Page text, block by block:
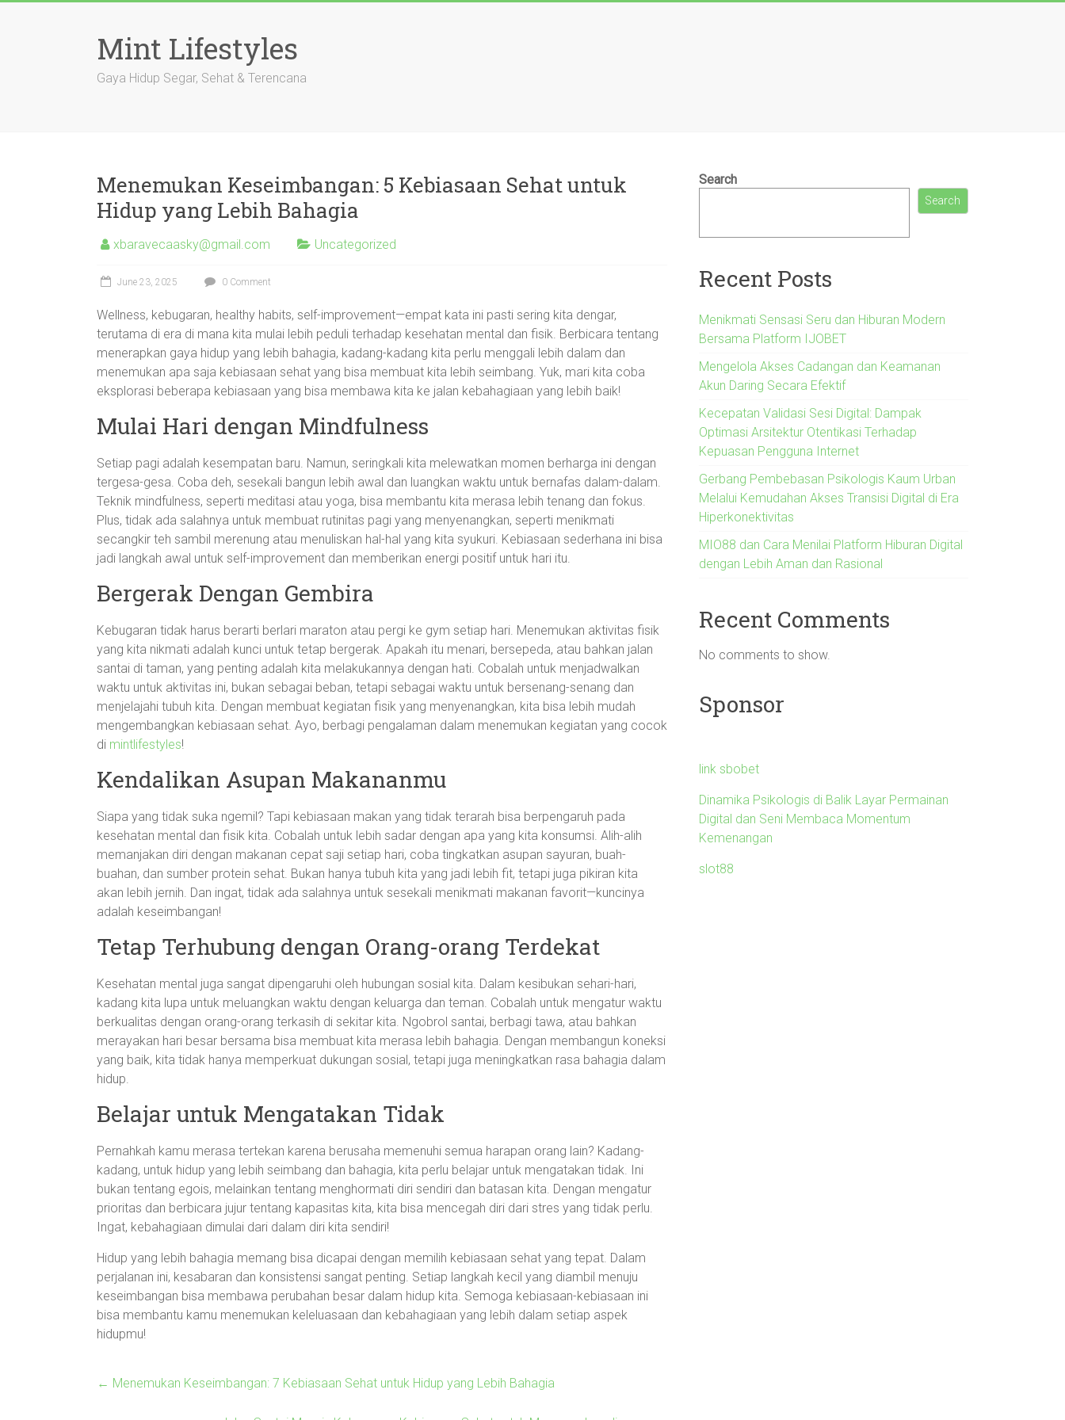
Mint Lifestyles
Gaya Hidup Segar, Sehat & Terencana
Menemukan Keseimbangan: 5 Kebiasaan Sehat untuk
Hidup yang Lebih Bahagia
xbaravecaasky@gmail.com Uncategorized
June 23, 2025 0 Comment
Wellness, kebugaran, healthy habits, self-improvement—empat kata ini pasti sering kita dengar,
terutama di era di mana kita mulai lebih peduli terhadap kesehatan mental dan fisik. Berbicara tentang
menerapkan gaya hidup yang lebih bahagia, kadang-kadang kita perlu menggali lebih dalam dan
menemukan apa saja kebiasaan sehat yang bisa membuat kita lebih seimbang. Yuk, mari kita coba
eksplorasi beberapa kebiasaan yang bisa membawa kita ke jalan kebahagiaan yang lebih baik!
Mulai Hari dengan Mindfulness
Setiap pagi adalah kesempatan baru. Namun, seringkali kita melewatkan momen berharga ini dengan
tergesa-gesa. Coba deh, sesekali bangun lebih awal dan luangkan waktu untuk bernafas dalam-dalam.
Teknik mindfulness, seperti meditasi atau yoga, bisa membantu kita merasa lebih tenang dan fokus.
Plus, tidak ada salahnya untuk membuat rutinitas pagi yang menyenangkan, seperti menikmati
secangkir teh sambil merenung atau menuliskan hal-hal yang kita syukuri. Kebiasaan sederhana ini bisa
jadi langkah awal untuk self-improvement dan memberikan energi positif untuk hari itu.
Bergerak Dengan Gembira
Kebugaran tidak harus berarti berlari maraton atau pergi ke gym setiap hari. Menemukan aktivitas fisik
yang kita nikmati adalah kunci untuk tetap bergerak. Apakah itu menari, bersepeda, atau bahkan jalan
santai di taman, yang penting adalah kita melakukannya dengan hati. Cobalah untuk menjadwalkan
waktu untuk aktivitas ini, bukan sebagai beban, tetapi sebagai waktu untuk bersenang-senang dan
menjelajahi tubuh kita. Dengan membuat kegiatan fisik yang menyenangkan, kita bisa lebih mudah
mengembangkan kebiasaan sehat. Ayo, berbagi pengalaman dalam menemukan kegiatan yang cocok
di mintlifestyles!
Kendalikan Asupan Makananmu
Siapa yang tidak suka ngemil? Tapi kebiasaan makan yang tidak terarah bisa berpengaruh pada
kesehatan mental dan fisik kita. Cobalah untuk lebih sadar dengan apa yang kita konsumsi. Alih-alih
memanjakan diri dengan makanan cepat saji setiap hari, coba tingkatkan asupan sayuran, buah-
buahan, dan sumber protein sehat. Bukan hanya tubuh kita yang jadi lebih fit, tetapi juga pikiran kita
akan lebih jernih. Dan ingat, tidak ada salahnya untuk sesekali menikmati makanan favorit—kuncinya
adalah keseimbangan!
Tetap Terhubung dengan Orang-orang Terdekat
Kesehatan mental juga sangat dipengaruhi oleh hubungan sosial kita. Dalam kesibukan sehari-hari,
kadang kita lupa untuk meluangkan waktu dengan keluarga dan teman. Cobalah untuk mengatur waktu
berkualitas dengan orang-orang terkasih di sekitar kita. Ngobrol santai, berbagi tawa, atau bahkan
merayakan hari besar bersama bisa membuat kita merasa lebih bahagia. Dengan membangun koneksi
yang baik, kita tidak hanya memperkuat dukungan sosial, tetapi juga meningkatkan rasa bahagia dalam
hidup.
Belajar untuk Mengatakan Tidak
Pernahkah kamu merasa tertekan karena berusaha memenuhi semua harapan orang lain? Kadang-
kadang, untuk hidup yang lebih seimbang dan bahagia, kita perlu belajar untuk mengatakan tidak. Ini
bukan tentang egois, melainkan tentang menghormati diri sendiri dan batasan kita. Dengan mengatur
prioritas dan berbicara jujur tentang kapasitas kita, kita bisa mencegah diri dari stres yang tidak perlu.
Ingat, kebahagiaan dimulai dari dalam diri kita sendiri!
Hidup yang lebih bahagia memang bisa dicapai dengan memilih kebiasaan sehat yang tepat. Dalam
perjalanan ini, kesabaran dan konsistensi sangat penting. Setiap langkah kecil yang diambil menuju
keseimbangan bisa membawa perubahan besar dalam hidup kita. Semoga kebiasaan-kebiasaan ini
bisa membantu kamu menemukan keleluasaan dan kebahagiaan yang lebih dalam setiap aspek
hidupmu!
← Menemukan Keseimbangan: 7 Kebiasaan Sehat untuk Hidup yang Lebih Bahagia
Search
Search
Recent Posts
Menikmati Sensasi Seru dan Hiburan Modern
Bersama Platform IJOBET
Mengelola Akses Cadangan dan Keamanan
Akun Daring Secara Efektif
Kecepatan Validasi Sesi Digital: Dampak
Optimasi Arsitektur Otentikasi Terhadap
Kepuasan Pengguna Internet
Gerbang Pembebasan Psikologis Kaum Urban
Melalui Kemudahan Akses Transisi Digital di Era
Hiperkonektivitas
MIO88 dan Cara Menilai Platform Hiburan Digital
dengan Lebih Aman dan Rasional
Recent Comments
No comments to show.
Sponsor
link sbobet
Dinamika Psikologis di Balik Layar Permainan
Digital dan Seni Membaca Momentum
Kemenangan
slot88